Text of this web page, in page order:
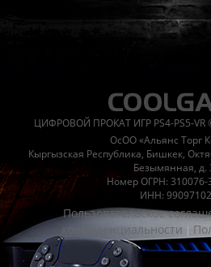
Часто спрашивают
Работает ли русский язык? Если
Что если игра не запускается?
Есть ли поддержка после
ЦИФРОВОЙ ПРОКАТ ИГР PS4-PS5-VR
ОсОО «Альянс Торг
Кыргызская Республика, Бишкек,
Безымянная, д.
Номер ОГРН:
ИНН:
Пользовательское
конфиденциальности |